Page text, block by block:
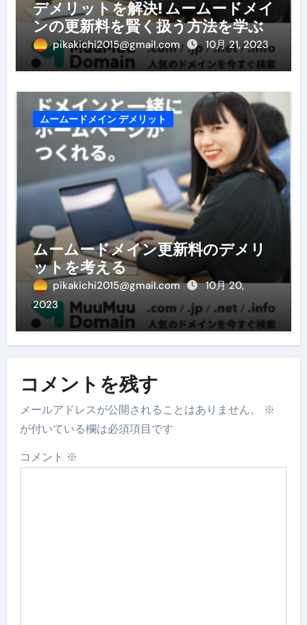
デメリットを解決! ムームードメイ
ンの更新料を賢く扱う方法を学ぶ
pikakichi2015@gmail.com 10月 21, 2023
ムームードメイン デメリット
ムームードメイン更新料のデメリ
ットを考える
pikakichi2015@gmail.com
10月 20,
2023
コメントを残す
メールアドレスが公開されることはありません。
※
が付いている欄は必須項目です
コメント ※